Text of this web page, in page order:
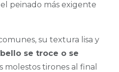
peinado más exigente
su textura lisa y
se troce o se
molestos tirones al final